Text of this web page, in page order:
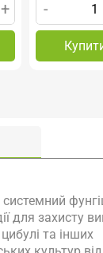
для захисту
цибулі та інших
+ -